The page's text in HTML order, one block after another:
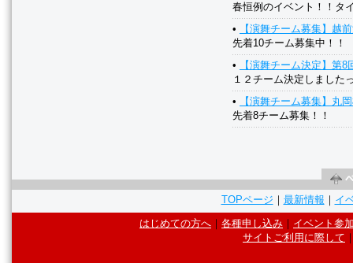
春恒例のイベント！！タ
•
【演舞チーム募集】越
先着10チーム募集中！！
•
【演舞チーム決定】第8
１２チーム決定しました
•
【演舞チーム募集】丸
先着8チーム募集！！
TOPページ ｜ 最新情報 ｜ イ
はじめての方へ ｜ 各種申し込み ｜ イベント参
サイトご利用に際して